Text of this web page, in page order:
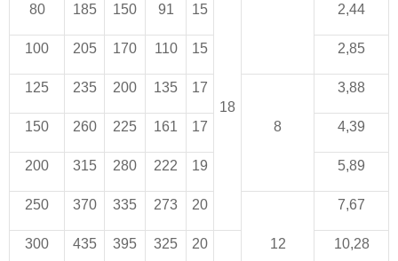
80 185 150 91 15
18
2,44
100 205 170 110 15 2,85
125 235 200 135 17
8
3,88
150 260 225 161 17 4,39
200 315 280 222 19 5,89
250 370 335 273 20
12
7,67
300 435 395 325 20 10,28